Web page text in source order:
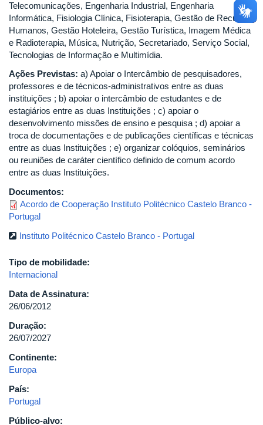
Telecomunicações, Engenharia Industrial, Engenharia
Informática, Fisiologia Clínica, Fisioterapia, Gestão de Recursos
Humanos, Gestão Hoteleira, Gestão Turística, Imagem Médica
e Radioterapia, Música, Nutrição, Secretariado, Serviço Social,
Tecnologias de Informação e Multimídia.
Ações Previstas: a) Apoiar o Intercâmbio de pesquisadores,
professores e de técnicos-administrativos entre as duas
instituições ; b) apoiar o intercâmbio de estudantes e de
estagiários entre as duas Instituições ; c) apoiar o
desenvolvimento missões de ensino e pesquisa ; d) apoiar a
troca de documentações e de publicações científicas e técnicas
entre as duas Instituições ; e) organizar colóquios, seminários
ou reuniões de caráter científico definido de comum acordo
entre as duas Instituições.
Documentos:
Acordo de Cooperação Instituto Politécnico Castelo Branco -
Portugal
Instituto Politécnico Castelo Branco - Portugal
Tipo de mobilidade:
Internacional
Data de Assinatura:
26/06/2012
Duração:
26/07/2027
Continente:
Europa
País:
Portugal
Público-alvo: